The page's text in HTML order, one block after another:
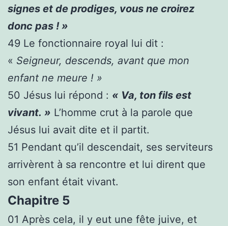
signes et de prodiges, vous ne croirez
donc pas ! »
49 Le fonctionnaire royal lui dit :
« Seigneur, descends, avant que mon
enfant ne meure ! »
50 Jésus lui répond : « Va, ton fils est
vivant. » L’homme crut à la parole que
Jésus lui avait dite et il partit.
51 Pendant qu’il descendait, ses serviteurs
arrivèrent à sa rencontre et lui dirent que
son enfant était vivant.
Chapitre 5
01 Après cela, il y eut une fête juive, et